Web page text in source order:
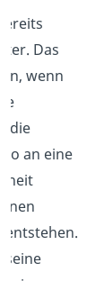
Das
wenn
die
an eine
entstehen.
seine